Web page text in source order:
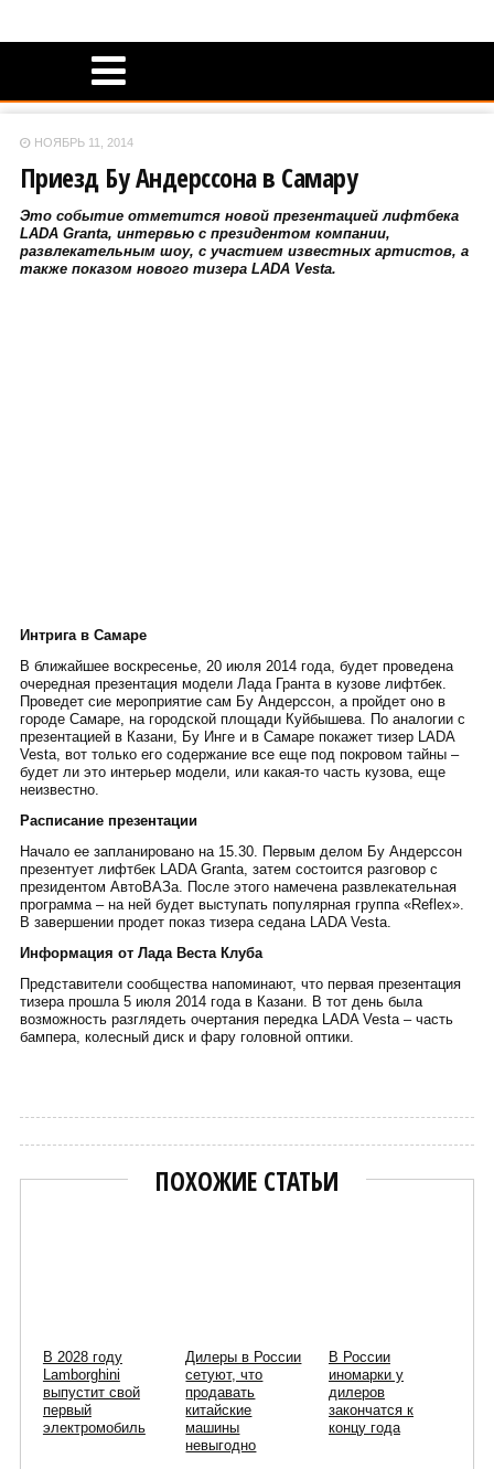
НОЯБРЬ 11, 2014
Приезд Бу Андерссона в Самару
Это событие отметится новой презентацией лифтбека
LADA Granta, интервью с президентом компании,
развлекательным шоу, с участием известных артистов, а
также показом нового тизера LADA Vesta.
Интрига в Самаре
В ближайшее воскресенье, 20 июля 2014 года, будет проведена
очередная презентация модели Лада Гранта в кузове лифтбек.
Проведет сие мероприятие сам Бу Андерссон, а пройдет оно в
городе Самаре, на городской площади Куйбышева. По аналогии с
презентацией в Казани, Бу Инге и в Самаре покажет тизер LADA
Vesta, вот только его содержание все еще под покровом тайны –
будет ли это интерьер модели, или какая-то часть кузова, еще
неизвестно.
Расписание презентации
Начало ее запланировано на 15.30. Первым делом Бу Андерссон
презентует лифтбек LADA Granta, затем состоится разговор с
президентом АвтоВАЗа. После этого намечена развлекательная
программа – на ней будет выступать популярная группа «Reflex».
В завершении продет показ тизера седана LADA Vesta.
Информация от Лада Веста Клуба
Представители сообщества напоминают, что первая презентация
тизера прошла 5 июля 2014 года в Казани. В тот день была
возможность разглядеть очертания передка LADA Vesta – часть
бампера, колесный диск и фару головной оптики.
ПОХОЖИЕ СТАТЬИ
В 2028 году
Lamborghini
выпустит свой
первый
электромобиль
Дилеры в России
сетуют, что
продавать
китайские
машины
невыгодно
В России
иномарки у
дилеров
закончатся к
концу года